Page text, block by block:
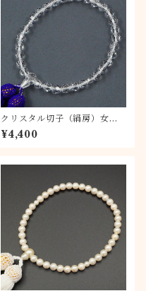
クリスタル切子（絹房）女性
用
¥4,400